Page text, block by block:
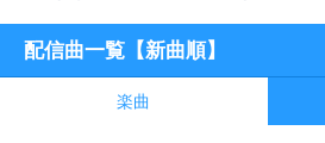
配信曲一覧【新曲順】
楽曲